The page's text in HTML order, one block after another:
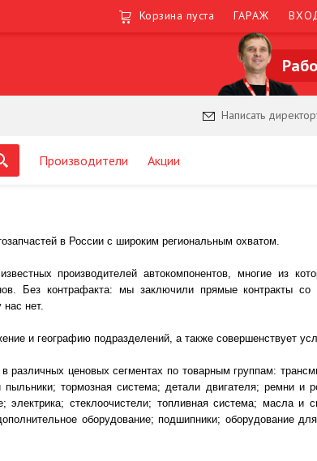
Корзина пуста ГАРАЖ
Написать
Производители Акции
в России с широким региональным охватом.
производителей автокомпонентов, многие из
Без контрафакта: мы заключили прямые контракты со
нас нет.
и географию подразделений, а также совершенствует
различных ценовых сегментах по товарным группам:
пыльники;тормозная система; детали двигателя; ремни и
электрика; стеклоочистели; топливная система; масла и
оборудование; подшипники; оборудование